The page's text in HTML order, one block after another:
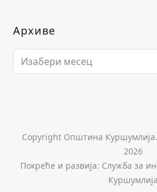
Архиве
Архиве
Copyright Општина
2026
Покреће и развија: Служба за
Куршумлија